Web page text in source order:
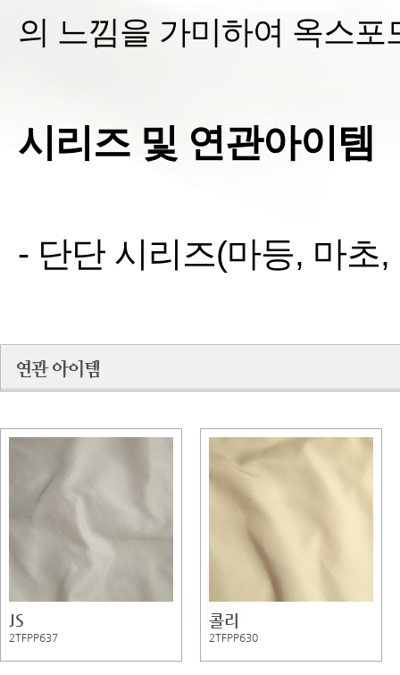
의 느낌을 가미하여 옥스포
시리즈 및 연관아이템
- 단단 시리즈(마등, 마초
JS
2TFPP637
콜리
2TFPP630